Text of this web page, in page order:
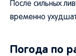
После сильных
временно
Погода по